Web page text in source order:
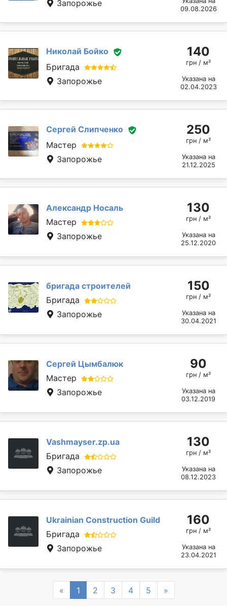
Запорожье
09.08.2026
Николай Бойко
Бригада
Запорожье
140
грн / м²
Указана на
02.04.2023
Сергей Слипченко
Мастер
Запорожье
250
грн / м²
Указана на
21.12.2025
Александр Носаль
Мастер
Запорожье
130
грн / м²
Указана на
25.12.2020
бригада строителей
Бригада
Запорожье
150
грн / м²
Указана на
30.04.2021
Сергей Цымбалюк
Мастер
Запорожье
90
грн / м²
Указана на
03.12.2019
Vashmayser.zp.ua
Бригада
Запорожье
130
грн / м²
Указана на
08.12.2023
Ukrainian Construction Guild
Бригада
Запорожье
160
грн / м²
Указана на
23.04.2021
« Previous
1 2 3 4 5 »Next